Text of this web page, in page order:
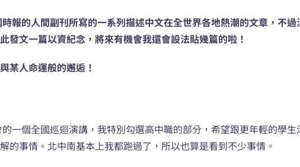
報的人間副刊所寫的一系列描述中文在全世界各地熱潮的文章，不
發文一篇以資紀念，將來有機會我還會設法貼幾篇的啦！
某人命運般的邂逅！
一個全國巡迴演講，我特別勾選高中職的部分，希望跟更年輕的學
的事情。北中南基本上我都跑過了，所以也算是看到不少事情。